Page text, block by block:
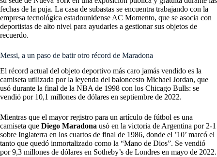
fechas de la puja. La casa de subastas se encuentra trabajando con la
empresa tecnológica estadounidense AC Momento, que se asocia con
deportistas de alto nivel para ayudarles a gestionar sus objetos de
recuerdo.
Messi, a un paso de batir otro récord de Maradona
El récord actual del objeto deportivo más caro jamás vendido es la
camiseta utilizada por la leyenda del baloncesto Michael Jordan, que
usó durante la final de la NBA de 1998 con los Chicago Bulls: se
vendió por 10,1 millones de dólares en septiembre de 2022.
Mientras que el mayor registro para un artículo de fútbol es una
camiseta que Diego Maradona usó en la victoria de Argentina por 2-1
sobre Inglaterra en los cuartos de final de 1986, donde el ’10’ marcó el
tanto que quedó inmortalizado como la “Mano de Dios”. Se vendió
por 9,3 millones de dólares en Sotheby’s de Londres en mayo de 2022.